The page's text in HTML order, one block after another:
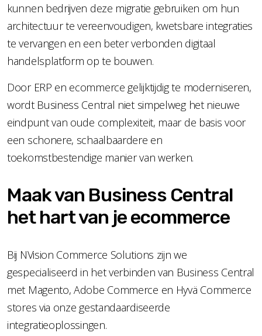
kunnen bedrijven deze migratie gebruiken om hun
architectuur te vereenvoudigen, kwetsbare integraties
te vervangen en een beter verbonden digitaal
handelsplatform op te bouwen.
Door ERP en ecommerce gelijktijdig te moderniseren,
wordt Business Central niet simpelweg het nieuwe
eindpunt van oude complexiteit, maar de basis voor
een schonere, schaalbaardere en
toekomstbestendige manier van werken.
Maak van Business Central
het hart van je ecommerce
Bij NVision Commerce Solutions zijn we
gespecialiseerd in het verbinden van Business Central
met Magento, Adobe Commerce en Hyvä Commerce
stores via onze gestandaardiseerde
integratieoplossingen.